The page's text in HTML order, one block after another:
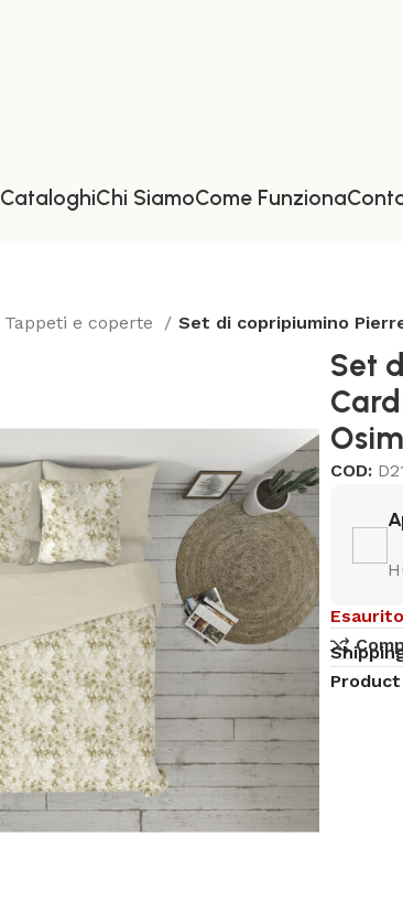
CataloghiChi SiamoCome Funziona
Tappeti e coperte Set di copripiumino
Set
COD:
Esaurito